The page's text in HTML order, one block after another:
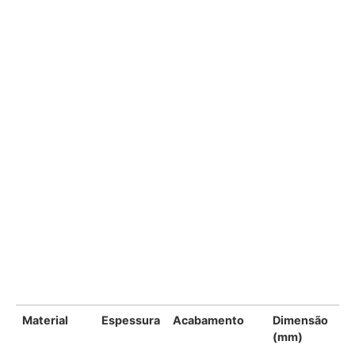
Material Espessura Acabamento
Dimensão
(mm)